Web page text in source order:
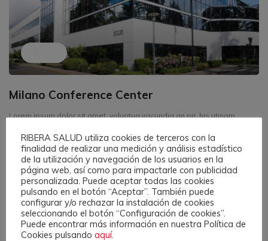
Milano Conference Center
Lorem ipsum dolor sit amet, voluptua iracundia an pri, his utinam
volutpat delicatissimi has.
PREVIOUS
RIBERA SALUD utiliza cookies de terceros con la
finalidad de realizar una medición y análisis estadístico
de la utilización y navegación de los usuarios en la
página web, así como para impactarle con publicidad
personalizada. Puede aceptar todas las cookies
pulsando en el botón “Aceptar”. También puede
configurar y/o rechazar la instalación de cookies
seleccionando el botón “Configuración de cookies”.
Puede encontrar más información en nuestra Política de
Cookies pulsando aquí.